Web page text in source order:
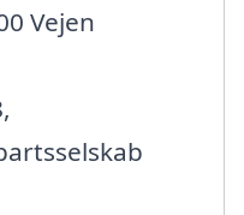
Vejen